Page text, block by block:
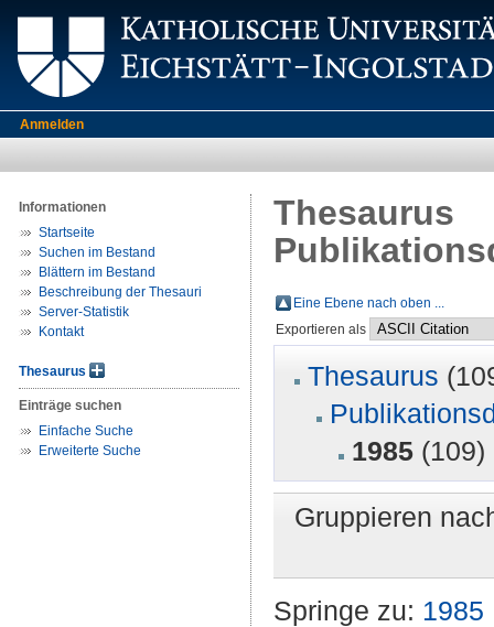
Anmelden
Informationen
Startseite
Suchen im Bestand
Blättern im Bestand
Beschreibung der Thesauri
Server-Statistik
Kontakt
Thesaurus
Einträge suchen
Einfache Suche
Erweiterte Suche
Thesaurus
Eine Ebene nach oben ...
Exportieren als
Thesaurus
1985 (109)
Gruppieren
Springe zu: 1985